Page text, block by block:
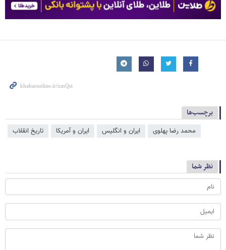
برچسب‌ها
محمد رضا پهلوی ایران و انگلیس ایران و آمریکا تاریخ انقلاب
نظر شما